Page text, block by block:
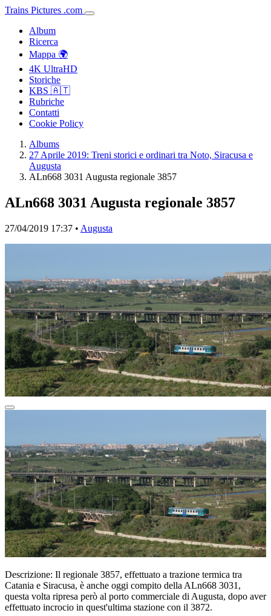
Trains Pictures .com
Album
Ricerca
Mappa 🌍
4K UltraHD
Storiche
KBS 🇦🇹
Rubriche
Contatti
Cookie Policy
Albums
27 Aprile 2019: Treni storici e ordinari tra Noto, Siracusa e
Augusta
ALn668 3031 Augusta regionale 3857
ALn668 3031 Augusta regionale 3857
27/04/2019 17:37 • Augusta
Descrizione: Il regionale 3857, effettuato a trazione termica tra
Catania e Siracusa, è anche oggi compito della ALn668 3031,
questa volta ripresa però al porto commerciale di Augusta, dopo aver
effettuato incrocio in quest'ultima stazione con il 3872.